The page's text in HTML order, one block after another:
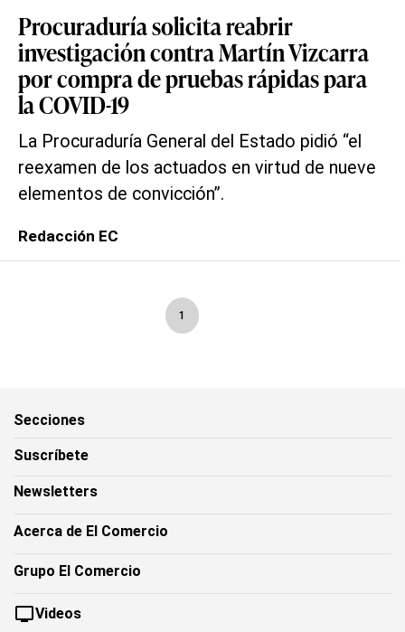
Procuraduría solicita reabrir
investigación contra Martín Vizcarra
por compra de pruebas rápidas para
la COVID-19
La Procuraduría General del Estado pidió “el
reexamen de los actuados en virtud de nueve
elementos de convicción”.
Redacción EC
1
Secciones
Suscríbete
Newsletters
Acerca de El Comercio
Grupo El Comercio
Videos